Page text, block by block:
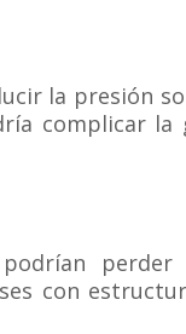
la presión
complicar la
podrían
con